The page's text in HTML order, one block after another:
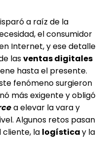
a raíz de la
el consumidor
Internet, y ese detalle
lasventas digitales
hasta el presente.
fenómeno surgieron
más exigente y obligó
a elevar la vara y
Algunos retos pasan
cliente, la logísticay la